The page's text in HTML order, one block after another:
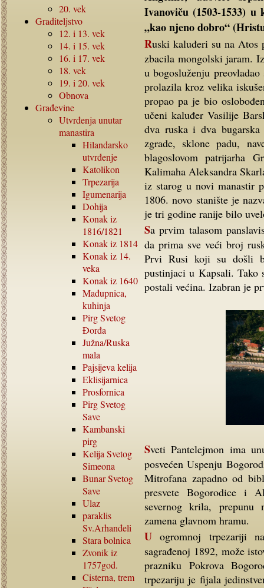
20. vek
Graditeljstvo
12. i 13. vek
14. i 15. vek
16. i 17. vek
18. vek
19. i 20. vek
Obnova
Građevine
Utvrđenja unutar
manastira
Hilandarsko
utvrđenje
Katolikon
Trpezarija
Igumenarija
Dohija
Konak iz
1816/1821
Konak iz 1814
Konak iz 14.
veka
Konak iz 1640
Mađupnica,
kuhinja
Pirg Svetog
Đorđa
Južna/Ruska
mala
Pajsijeva kelija
Eklisijarnica
Prosfornica
Pirg Svetog
Save
Kambanski
pirg
Kelija Svetog
Simeona
Bunar Svetog
Save
Ulaz
paraklis
Sv.Arhanđeli
Stara bolnica
Zvonik iz
1757god.
Cisterna, trem
Ivanoviču (1503-1533)
„kao njeno dobro“
Ruski kaluđeri su na Atos počeli da pristižu u većem broju tek kada je Rusija
zbacila mongolski jaram.
u bogosluženju
prolazila kroz velika
propao pa je bio
učeni kaluđer Vasilije
dva ruska i dva
zgrade, sklone padu,
blagoslovom patrijarha
Kalimaha Aleksandra
iz starog u novi manastir
1806. novo stanište je
je tri godine ranije bilo
Sa prvim talasom panslavističkog pokreta, 1839, Sveti Pantelejmon je počeo
da prima sve veći broj
Prvi Rusi koji su došli
pustinjaci u Kapsali.
postali većina. Izabran je
Sveti Pantelejmon ima unutar kompleksa petnaest različitih paraklisa: onaj
posvećen Uspenju
Mitrofana zapadno od
presvete Bogorodice i
severnog krila, prepunu
zamena glavnom hramu.
U ogromnoj trpezariji naspram ulaza u katolikon, na zapadnoj strani,
sagrađenoj 1892, može
prazniku Pokrova
trpezariju je fijala